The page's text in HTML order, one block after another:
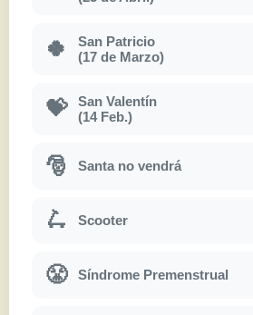
🍀
San Patricio
(17 de Marzo)
💝
San Valentín
(14 Feb.)
🎅 Santa no vendrá
🛴 Scooter
😤 Síndrome Premenstrual